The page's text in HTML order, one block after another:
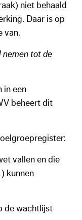
niet behaald
Daar is op
van.
nemen tot de
in een
beheert dit
vallen en die
kunnen
de wachtlijst